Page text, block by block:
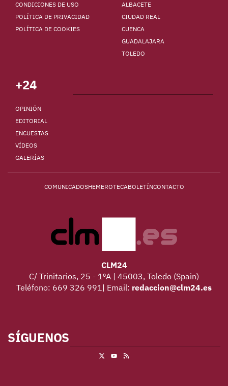
CONDICIONES DE USO
POLÍTICA DE PRIVACIDAD
POLÍTICA DE COOKIES
ALBACETE
CIUDAD REAL
CUENCA
GUADALAJARA
TOLEDO
+24
OPINIÓN
EDITORIAL
ENCUESTAS
VÍDEOS
GALERÍAS
COMUNICADOSHEMEROTECABOLETÍNCONTACTO
CLM24
C/ Trinitarios, 25 - 1ºA | 45003, Toledo (Spain)
Teléfono: 669 326 991| Email: redaccion@clm24.es
SÍGUENOS